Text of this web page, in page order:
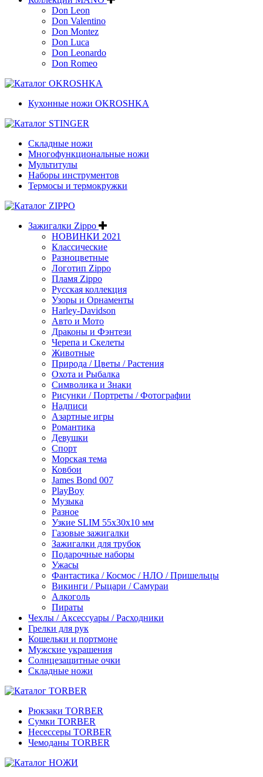
Don Leon
Don Valentino
Don Montez
Don Luca
Don Leonardo
Don Romeo
Кухонные ножи OKROSHKA
Складные ножи
Многофункциональные ножи
Мультитулы
Наборы инструментов
Термосы и термокружки
Зажигалки Zippo
НОВИНКИ 2021
Классические
Разноцветные
Логотип Zippo
Пламя Zippo
Русская коллекция
Узоры и Орнаменты
Harley-Davidson
Авто и Мото
Драконы и Фэнтези
Черепа и Скелеты
Животные
Природа / Цветы / Растения
Охота и Рыбалка
Символика и Знаки
Рисунки / Портреты / Фотографии
Надписи
Азартные игры
Романтика
Девушки
Спорт
Морская тема
Ковбои
James Bond 007
PlayBoy
Музыка
Разное
Узкие SLIM 55x30x10 мм
Газовые зажигалки
Зажигалки для трубок
Подарочные наборы
Ужасы
Фантастика / Космос / НЛО / Пришельцы
Викинги / Рыцари / Самураи
Алкоголь
Пираты
Чехлы / Аксессуары / Расходники
Грелки для рук
Кошельки и портмоне
Мужские украшения
Солнцезащитные очки
Складные ножи
Рюкзаки TORBER
Сумки TORBER
Несессеры TORBER
Чемоданы TORBER